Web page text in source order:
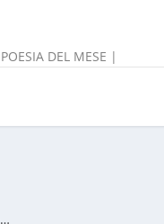
POESIA DEL MESE |